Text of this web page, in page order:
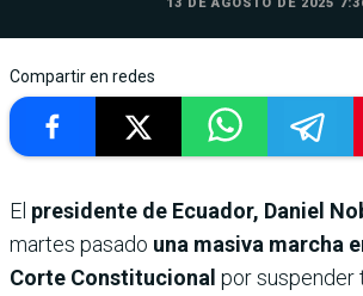
Compartir en redes
El presidente de Ecuador, Daniel
martes pasado una masiva marcha
Corte Constitucional por suspender